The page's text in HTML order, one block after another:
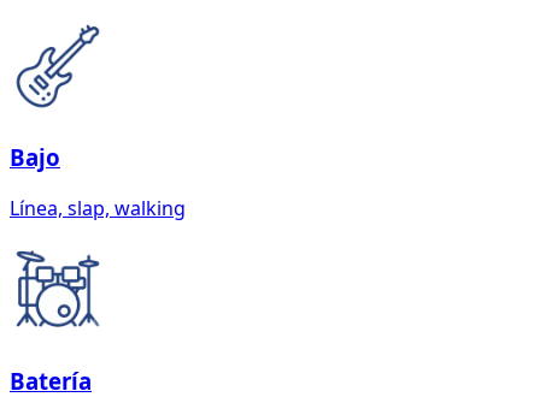
Bajo
Línea, slap, walking
Batería